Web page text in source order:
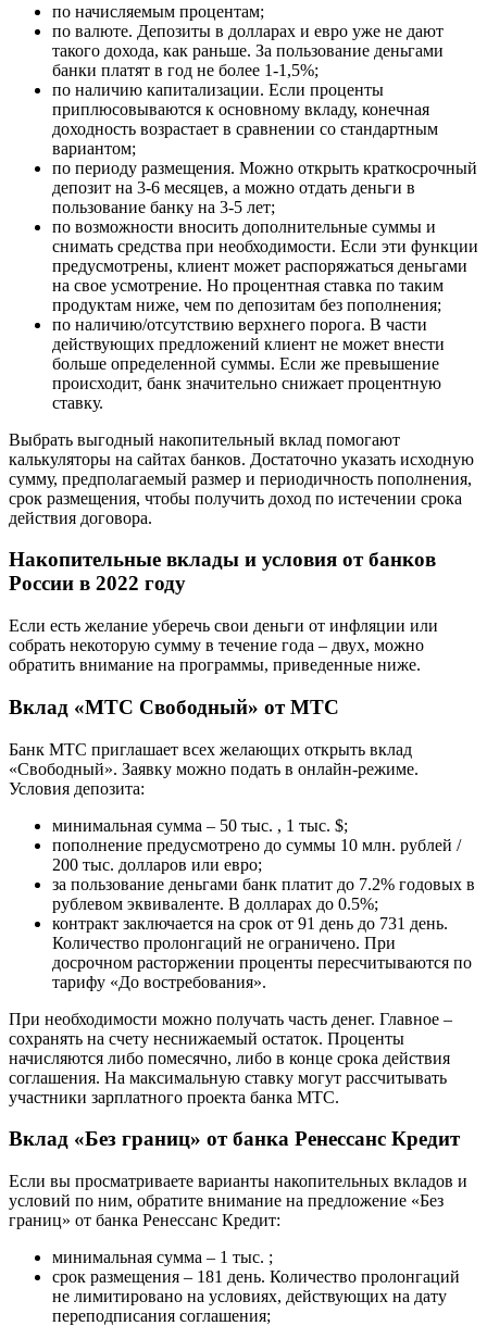
по начисляемым процентам;
по валюте. Депозиты в долларах и евро уже не дают
такого дохода, как раньше. За пользование деньгами
банки платят в год не более 1-1,5%;
по наличию капитализации. Если проценты
приплюсовываются к основному вкладу, конечная
доходность возрастает в сравнении со стандартным
вариантом;
по периоду размещения. Можно открыть краткосрочный
депозит на 3-6 месяцев, а можно отдать деньги в
пользование банку на 3-5 лет;
по возможности вносить дополнительные суммы и
снимать средства при необходимости. Если эти функции
предусмотрены, клиент может распоряжаться деньгами
на свое усмотрение. Но процентная ставка по таким
продуктам ниже, чем по депозитам без пополнения;
по наличию/отсутствию верхнего порога. В части
действующих предложений клиент не может внести
больше определенной суммы. Если же превышение
происходит, банк значительно снижает процентную
ставку.
Выбрать выгодный накопительный вклад помогают
калькуляторы на сайтах банков. Достаточно указать исходную
сумму, предполагаемый размер и периодичность пополнения,
срок размещения, чтобы получить доход по истечении срока
действия договора.
Накопительные вклады и условия от банков
России в 2022 году
Если есть желание уберечь свои деньги от инфляции или
собрать некоторую сумму в течение года – двух, можно
обратить внимание на программы, приведенные ниже.
Вклад «МТС Свободный» от МТС
Банк МТС приглашает всех желающих открыть вклад
«Свободный». Заявку можно подать в онлайн-режиме.
Условия депозита:
минимальная сумма – 50 тыс. , 1 тыс. $;
пополнение предусмотрено до суммы 10 млн. рублей /
200 тыс. долларов или евро;
за пользование деньгами банк платит до 7.2% годовых в
рублевом эквиваленте. В долларах до 0.5%;
контракт заключается на срок от 91 день до 731 день.
Количество пролонгаций не ограничено. При
досрочном расторжении проценты пересчитываются по
тарифу «До востребования».
При необходимости можно получать часть денег. Главное –
сохранять на счету неснижаемый остаток. Проценты
начисляются либо помесячно, либо в конце срока действия
соглашения. На максимальную ставку могут рассчитывать
участники зарплатного проекта банка МТС.
Вклад «Без границ» от банка Ренессанс Кредит
Если вы просматриваете варианты накопительных вкладов и
условий по ним, обратите внимание на предложение «Без
границ» от банка Ренессанс Кредит:
минимальная сумма – 1 тыс. ;
срок размещения – 181 день. Количество пролонгаций
не лимитировано на условиях, действующих на дату
переподписания соглашения;